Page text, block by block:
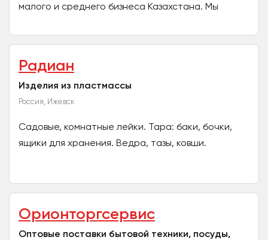
малого и среднего бизнеса Казахстана. Мы
можете закупить...
Радиан
Изделия из пластмассы
Россия, Ижевск
Садовые, комнатные лейки. Тара: баки, бочки,
ящики для хранения. Ведра, тазы, ковши.
Орионторгсервис
Оптовые поставки бытовой техники, посуды,